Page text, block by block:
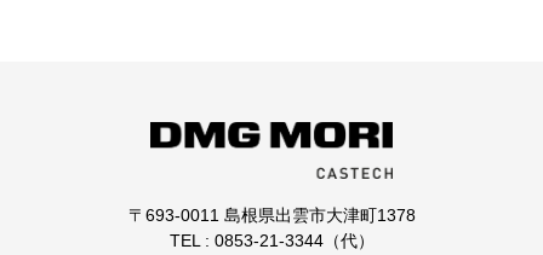
〒693-0011 島根県出雲市大津町1378
TEL : 0853-21-3344（代）